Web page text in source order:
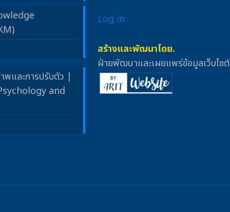
พและการปรับตัว |
and
Log in
สร้างและพัฒนาโดย.
ฝ่ายพัฒนาและเผยแพร่ข้อมูลเว็บไซต์